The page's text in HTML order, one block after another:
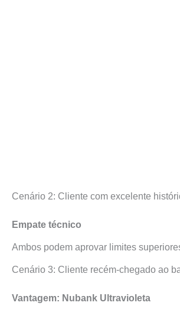
Cenário 2: Cliente com excelente
Empate técnico
Ambos podem aprovar limites
Cenário 3: Cliente recém-chegado ao
Vantagem: Nubank Ultravioleta